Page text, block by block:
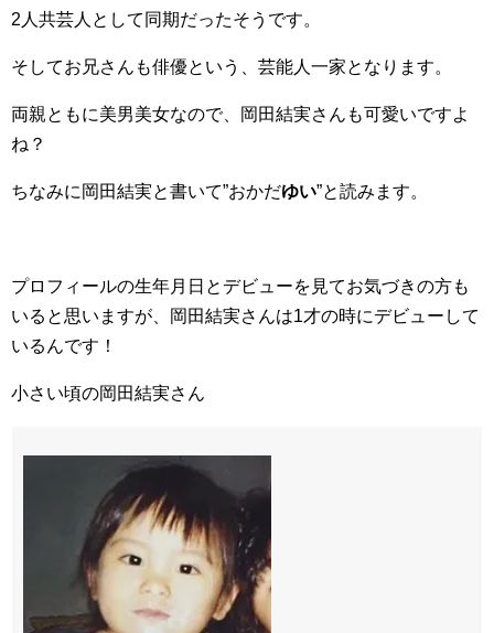
2人共芸人として同期だったそうです。
そしてお兄さんも俳優という、芸能人一家となります。
両親ともに美男美女なので、岡田結実さんも可愛いですよ
ね？
ちなみに岡田結実と書いて”おかだゆい”と読みます。
プロフィールの生年月日とデビューを見てお気づきの方も
いると思いますが、岡田結実さんは1才の時にデビューして
いるんです！
小さい頃の岡田結実さん